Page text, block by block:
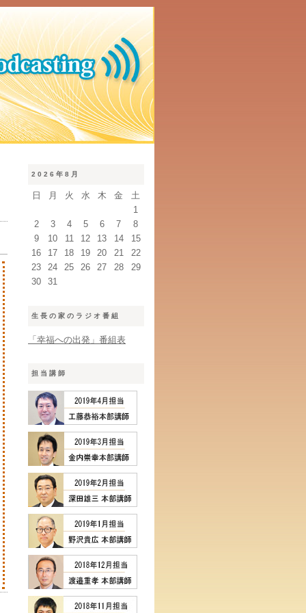
2026年8月
日 月 火 水 木 金
土
1
2
3 4 5 6 7
8
9
10 11 12 13 14
15
16
17 18 19 20 21
22
23
24 25 26 27 28
29
30
31
生長の家のラジオ番組
「幸福への出発」番組表
担当講師